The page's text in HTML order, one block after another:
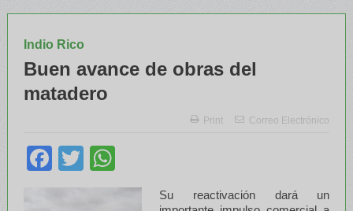
Indio Rico
Buen avance de obras del
matadero
Print Correo Electrónico
Facebook
Twitter
Su reactivación dará un